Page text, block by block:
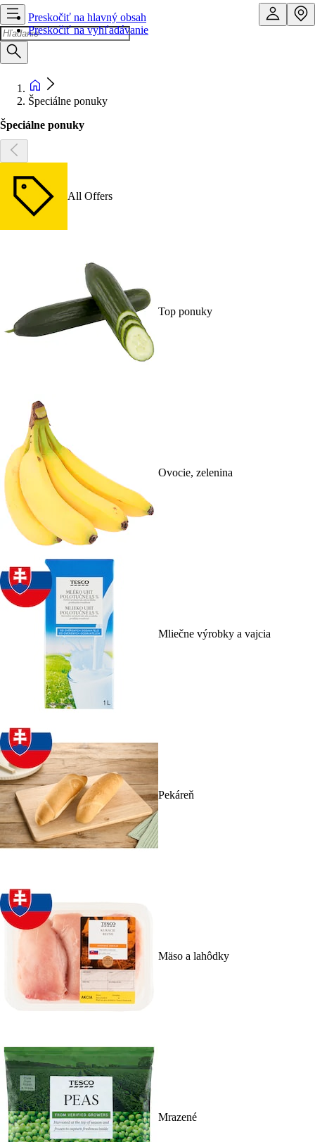
Preskočiť na hlavný obsah
Preskočiť na vyhľadávanie
Špeciálne ponuky
Špeciálne ponuky
All Offers
Top ponuky
Ovocie, zelenina
Mliečne výrobky a vajcia
Pekáreň
Mäso a lahôdky
Mrazené